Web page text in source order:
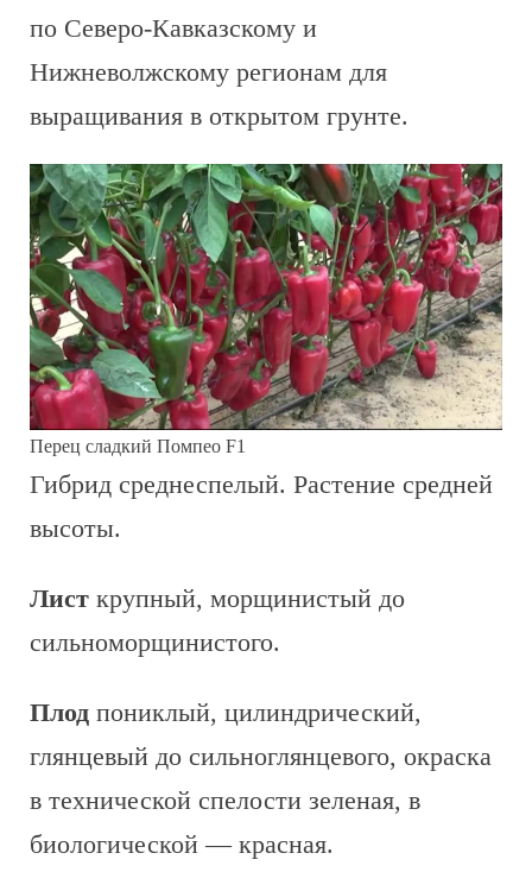
по Северо-Кавказскому и
Нижневолжскому регионам для
выращивания в открытом грунте.
Перец сладкий Помпео F1
Гибрид среднеспелый. Растение средней
высоты.
Лист крупный, морщинистый до
сильноморщинистого.
Плод пониклый, цилиндрический,
глянцевый до сильноглянцевого, окраска
в технической спелости зеленая, в
биологической — красная.